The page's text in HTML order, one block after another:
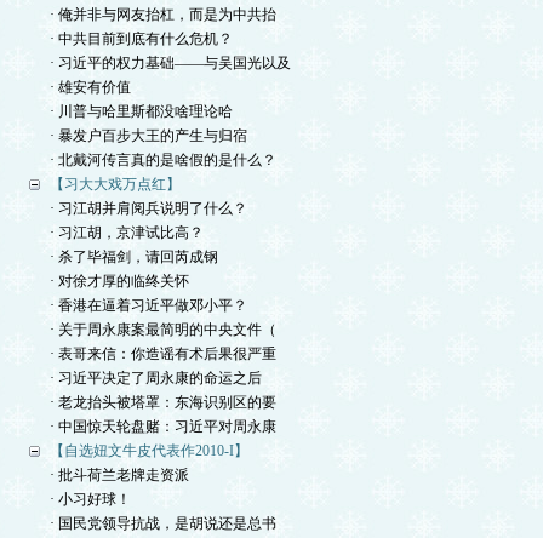
· 俺并非与网友抬杠，而是为中共抬
· 中共目前到底有什么危机？
· 习近平的权力基础——与吴国光以及
· 雄安有价值
· 川普与哈里斯都没啥理论哈
· 暴发户百步大王的产生与归宿
· 北戴河传言真的是啥假的是什么？
【习大大戏万点红】
· 习江胡并肩阅兵说明了什么？
· 习江胡，京津试比高？
· 杀了毕福剑，请回芮成钢
· 对徐才厚的临终关怀
· 香港在逼着习近平做邓小平？
· 关于周永康案最简明的中央文件（
· 表哥来信：你造谣有术后果很严重
· 习近平决定了周永康的命运之后
· 老龙抬头被塔罩：东海识别区的要
· 中国惊天轮盘赌：习近平对周永康
【自选妞文牛皮代表作2010-I】
· 批斗荷兰老牌走资派
· 小习好球！
· 国民党领导抗战，是胡说还是总书